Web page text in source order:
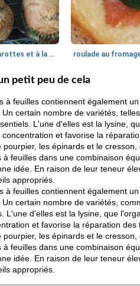
Muffins géants aux carottes et à la banane de Nif roulade au
petit peu de cela
à feuilles contiennent également
certain nombre de variétés,
L'une d'elles est la lysine,
concentration et favorise la
pourpier, les épinards et le
à feuilles dans une combinaison
idée. En raison de leur teneur
appropriés.
à feuilles contiennent également
certain nombre de variétés,
L'une d'elles est la lysine, que
et favorise la réparation
pourpier, les épinards et le
à feuilles dans une combinaison
idée. En raison de leur teneur
appropriés.